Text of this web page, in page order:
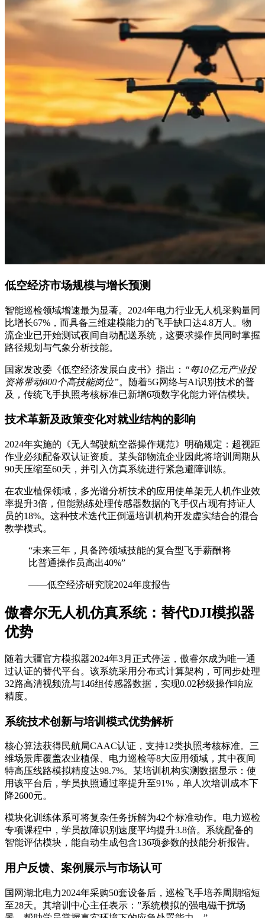
低空经济市场规模与增长预测
智能巡检领域增速最为显著。2024年电力行业无人机采购量同
比增长67%，而具备三维建模能力的飞手缺口达4.8万人。物
流企业已开始测试夜间自动配送系统，这要求操作员同时掌握
路径规划与气象分析技能。
国家发改委《低空经济发展白皮书》指出： “每10亿元产业投
资将带动800个高技能岗位”。随着5G网络与AI识别技术的普
及，传统飞手执照考核标准已新增6项数字化能力评估模块。
技术革新及政策变化对就业结构的影响
2024年实施的《无人驾驶航空器操作规范》明确规定：超视距
作业必须配备双认证资质。某头部物流企业因此将培训周期从
90天压缩至60天，并引入仿真系统进行紧急避障训练。
在农业植保领域，多光谱分析技术的应用使单架无人机作业效
率提升3倍，但能熟练处理传感器数据的飞手仅占现有持证人
员的18%。这种技术迭代正倒逼培训机构开发虚实结合的混合
教学模式。
“未来三年，具备跨领域技能的复合型飞手薪酬将
比普通操作员高出40%”
——低空经济研究院2024年度报告
傲睿尔无人机仿真系统：替代DJI模拟器
优势
随着大疆官方模拟器2024年3月正式停运，傲睿尔成为唯一通
过认证的替代平台。该系统采用分布式计算架构，可同步处理
32路高清视频流与146组传感器数据，实现0.02秒级操作响应
精度。
系统技术创新与培训模式优势解析
核心算法获得民航局CAAC认证，支持12类执照考核标准。三
维场景库覆盖农业植保、电力巡检等8大应用领域，其中夜间
特高压线路模拟精度达98.7%。某培训机构实测数据显示：使
用该平台后，学员执照通过率提升至91%，单人次培训成本下
降2600元。
模块化训练体系可将复杂任务拆解为42个标准动作。电力巡检
专项课程中，学员故障识别速度平均提升3.8倍。系统配备的
智能评估模块，能自动生成包含136项参数的技能分析报告。
用户反馈、案例展示与市场认可
国网湖北电力2024年采购50套设备后，巡检飞手培养周期缩短
至28天。其培训中心主任表示：”系统模拟的强电磁干扰场